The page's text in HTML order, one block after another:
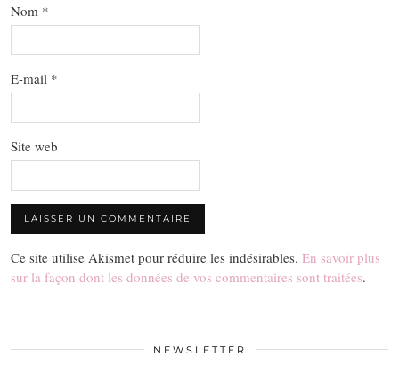
Nom *
E-mail *
Site web
Ce site utilise Akismet pour réduire les indésirables. En savoir plus
sur la façon dont les données de vos commentaires sont traitées.
NEWSLETTER